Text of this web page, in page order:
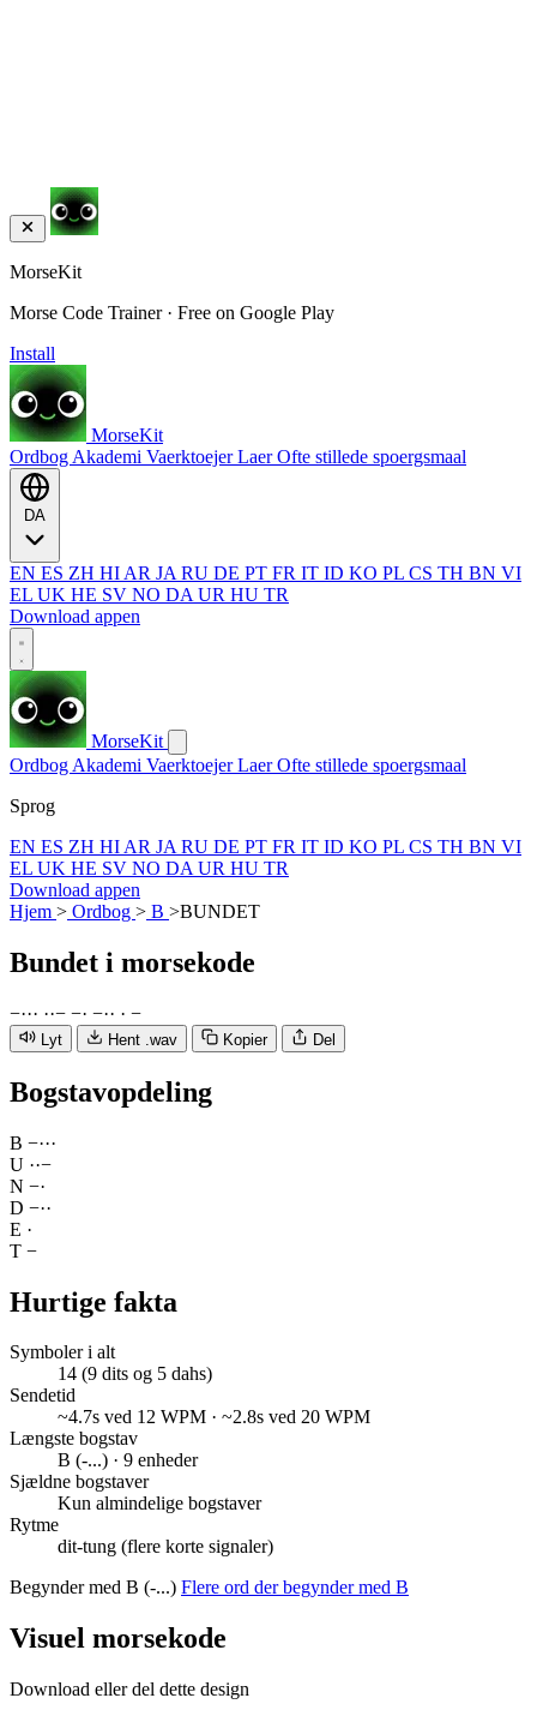
MorseKit
Morse Code Trainer · Free on Google Play
Install
MorseKit
Ordbog Akademi VaerktoejerLaerOfte stillede spoergsmaal
EN ES ZH HI AR JA RU DE PT FR IT ID KO PL CS TH BN VI
EL UK HE SV NO DA UR HU TR
Download appen
MorseKit
Ordbog Akademi VaerktoejerLaerOfte stillede spoergsmaal
Sprog
EN ES ZH HI AR JA RU DE PT FR IT ID KO PL CS TH BN VI
EL UK HE SV NO DA UR HU TR
Download appen
Hjem > Ordbog > B >BUNDET
Bundet i morsekode
−··· ··− −· −·· · −
Lyt Hent .wav Kopier Del
Bogstavopdeling
B −···
U ··−
N −·
D −··
E ·
T −
Hurtige fakta
Symboler i alt
14 (9 dits og 5 dahs)
Sendetid
~4.7s ved 12 WPM · ~2.8s ved 20 WPM
Længste bogstav
B (-...) · 9 enheder
Sjældne bogstaver
Kun almindelige bogstaver
Rytme
dit-tung (flere korte signaler)
Begynder med B (-...) Flere ord der begynder med B
Visuel morsekode
Download eller del dette design